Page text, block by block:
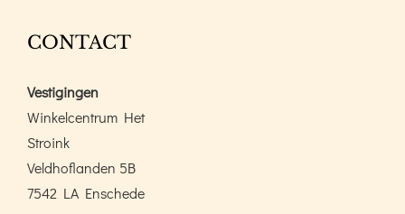
CONTACT
Vestigingen
Winkelcentrum Het
Stroink
Veldhoflanden 5B
7542 LA Enschede